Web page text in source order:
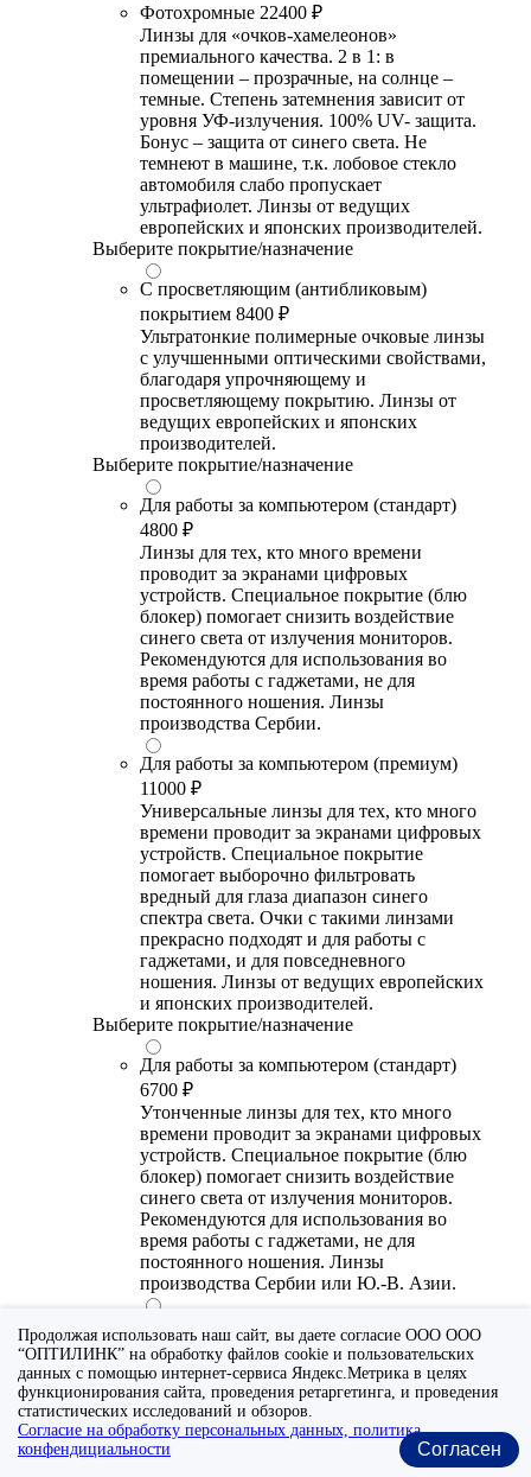
Фотохромные 22400 ₽
Линзы для «очков-хамелеонов»
премиального качества. 2 в 1: в
помещении – прозрачные, на солнце –
темные. Степень затемнения зависит от
уровня УФ-излучения. 100% UV- защита.
Бонус – защита от синего света. Не
темнеют в машине, т.к. лобовое стекло
автомобиля слабо пропускает
ультрафиолет. Линзы от ведущих
европейских и японских производителей.
Выберите покрытие/назначение
С просветляющим (антибликовым)
покрытием 8400 ₽
Ультратонкие полимерные очковые линзы
с улучшенными оптическими свойствами,
благодаря упрочняющему и
просветляющему покрытию. Линзы от
ведущих европейских и японских
производителей.
Выберите покрытие/назначение
Для работы за компьютером (стандарт)
4800 ₽
Линзы для тех, кто много времени
проводит за экранами цифровых
устройств. Специальное покрытие (блю
блокер) помогает снизить воздействие
синего света от излучения мониторов.
Рекомендуются для использования во
время работы с гаджетами, не для
постоянного ношения. Линзы
производства Сербии.
Для работы за компьютером (премиум)
11000 ₽
Универсальные линзы для тех, кто много
времени проводит за экранами цифровых
устройств. Специальное покрытие
помогает выборочно фильтровать
вредный для глаза диапазон синего
спектра света. Очки с такими линзами
прекрасно подходят и для работы с
гаджетами, и для повседневного
ношения. Линзы от ведущих европейских
и японских производителей.
Выберите покрытие/назначение
Для работы за компьютером (стандарт)
6700 ₽
Утонченные линзы для тех, кто много
времени проводит за экранами цифровых
устройств. Специальное покрытие (блю
блокер) помогает снизить воздействие
синего света от излучения мониторов.
Рекомендуются для использования во
время работы с гаджетами, не для
постоянного ношения. Линзы
производства Сербии или Ю.-В. Азии.
20300 ₽
Универсальные утонченные линзы для
тех, кто много времени проводит за
экранами цифровых устройств.
Специальное покрытие помогает
выборочно фильтровать вредный для
Продолжая использовать наш сайт, вы даете согласие ООО ООО
“ОПТИЛИНК” на обработку файлов cookie и пользовательских
данных с помощью интернет-сервиса Яндекс.Метрика в целях
функционирования сайта, проведения ретаргетинга, и проведения
статистических исследований и обзоров.
Согласие на обработку персональных данных, политика
конфендициальности
Согласен